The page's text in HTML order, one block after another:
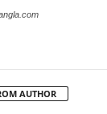
AUTHOR